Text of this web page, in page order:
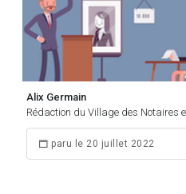
Alix Germain
Rédaction du Village des Notaires
paru le 20 juillet 2022